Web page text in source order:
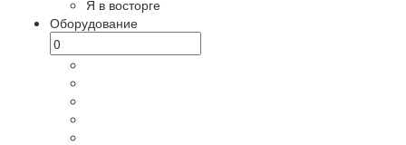
Я в восторге
Оборудование